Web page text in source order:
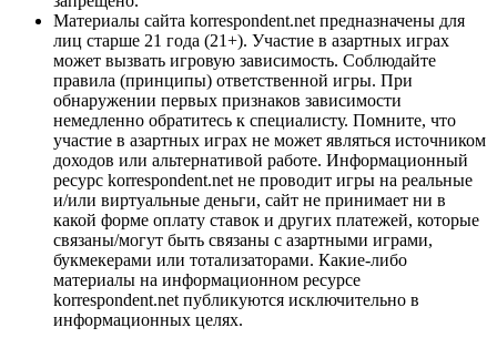
Материалы сайта korrespondent.net предназначены для
лиц старше 21 года (21+). Участие в азартных играх
может вызвать игровую зависимость. Соблюдайте
правила (принципы) ответственной игры. При
обнаружении первых признаков зависимости
немедленно обратитесь к специалисту. Помните, что
участие в азартных играх не может являться источником
доходов или альтернативой работе. Информационный
ресурс korrespondent.net не проводит игры на реальные
и/или виртуальные деньги, сайт не принимает ни в
какой форме оплату ставок и других платежей, которые
связаны/могут быть связаны с азартными играми,
букмекерами или тотализаторами. Какие-либо
материалы на информационном ресурсе
korrespondent.net публикуются исключительно в
информационных целях.